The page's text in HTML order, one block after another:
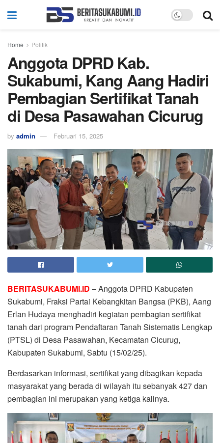
Home Politik
Anggota DPRD Kab.
Sukabumi, Kang Aang Hadiri
Pembagian Sertifikat Tanah
di Desa Pasawahan Cicurug
by admin Februari 15, 2025
BERITASUKABUMI.ID – Anggota DPRD Kabupaten
Sukabumi, Fraksi Partai Kebangkitan Bangsa (PKB), Aang
Erlan Hudaya menghadiri kegiatan pembagian sertifikat
tanah dari program Pendaftaran Tanah Sistematis Lengkap
(PTSL) di Desa Pasawahan, Kecamatan Cicurug,
Kabupaten Sukabumi, Sabtu (15/02/25).
Berdasarkan informasi, sertifikat yang dibagikan kepada
masyarakat yang berada di wilayah itu sebanyak 427 dan
pembagian ini merupakan yang ketiga kalinya.